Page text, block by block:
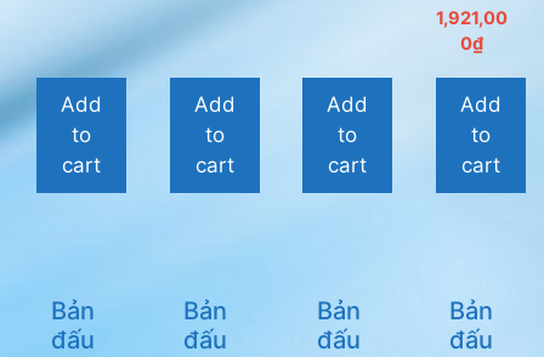
Add
to
cart
Add
to
cart
Add
to
cart
0
n
à
1,921,00
0₫
Add
to
cart
Bản
đấu
Bản
đấu
Bản
đấu
Bản
đấu